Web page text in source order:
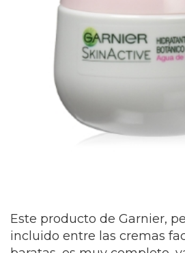
Este producto de Garnier,
incluido entre las cremas